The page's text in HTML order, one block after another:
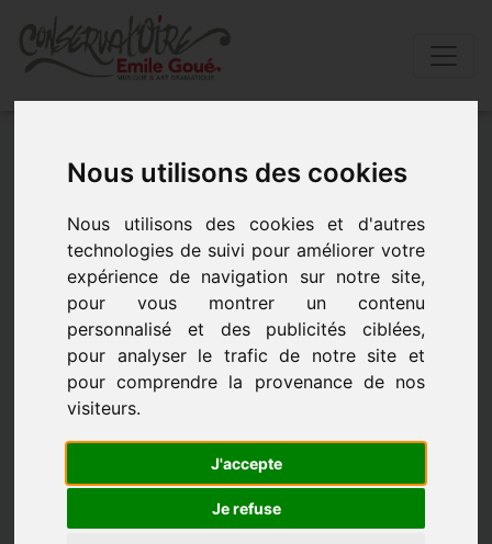
Nous utilisons des cookies
Nous utilisons des cookies et d'autres
technologies de suivi pour améliorer votre
expérience de navigation sur notre site,
pour vous montrer un contenu
personnalisé et des publicités ciblées,
pour analyser le trafic de notre site et
pour comprendre la provenance de nos
visiteurs.
J'accepte
Je refuse
CONCERT CORDES
CONCERT CORDES - le 3 juin 2026 à 19h00